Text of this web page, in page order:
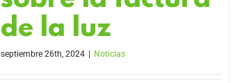
de la luz
septiembre 26th, 2024 Noticias